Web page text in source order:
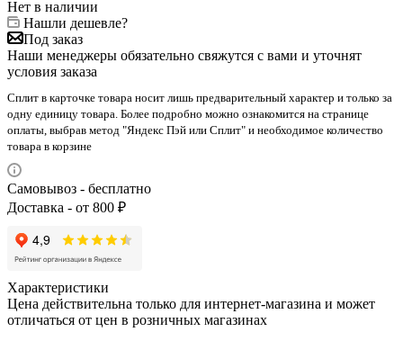
Нет в наличии
Нашли дешевле?
Под заказ
Наши менеджеры обязательно свяжутся с вами и уточнят
условия заказа
Сплит в карточке товара носит лишь предварительный характер и только за
одну единицу товара. Более подробно можно ознакомится на странице
оплаты, выбрав метод "Яндекс Пэй или Сплит" и необходимое количество
товара в корзине
Самовывоз - бесплатно
Доставка - от 800 ₽
Характеристики
Цена действительна только для интернет-магазина и может
отличаться от цен в розничных магазинах